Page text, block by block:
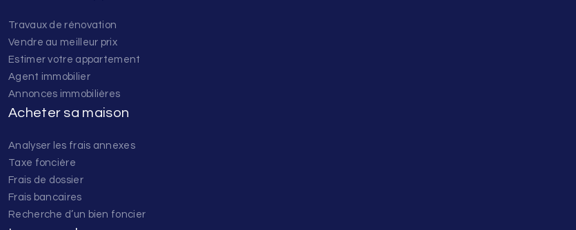
Travaux de rénovation
Vendre au meilleur prix
Estimer votre appartement
Agent immobilier
Annonces immobilières
Acheter sa maison
Analyser les frais annexes
Taxe foncière
Frais de dossier
Frais bancaires
Recherche d’un bien foncier